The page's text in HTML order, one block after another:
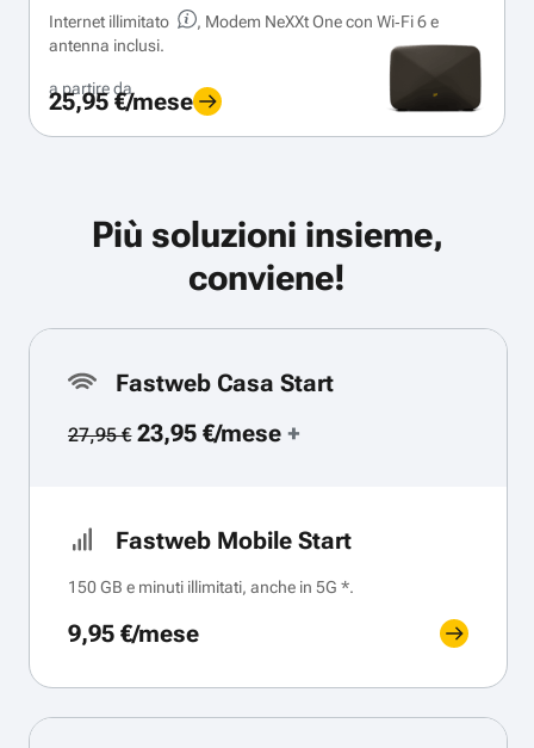
Internet illimitato
, Modem NeXXt One con Wi‑Fi 6 e
antenna inclusi.
a partire da
25,95 €/mese
Più soluzioni insieme,
conviene!
Fastweb Casa Start
27,95 €23,95 €/mese+
Fastweb Mobile Start
150 GB e minuti illimitati, anche in 5G *.
9,95 €/mese